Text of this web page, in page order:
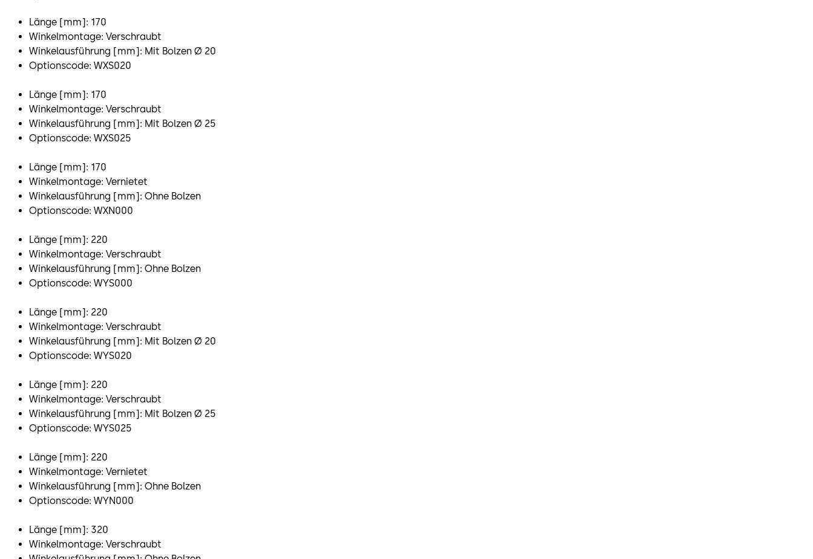
Länge [mm]: 170
Winkelmontage: Verschraubt
Winkelausführung [mm]: Mit Bolzen Ø 20
Optionscode: WXS020
Länge [mm]: 170
Winkelmontage: Verschraubt
Winkelausführung [mm]: Mit Bolzen Ø 25
Optionscode: WXS025
Länge [mm]: 170
Winkelmontage: Vernietet
Winkelausführung [mm]: Ohne Bolzen
Optionscode: WXN000
Länge [mm]: 220
Winkelmontage: Verschraubt
Winkelausführung [mm]: Ohne Bolzen
Optionscode: WYS000
Länge [mm]: 220
Winkelmontage: Verschraubt
Winkelausführung [mm]: Mit Bolzen Ø 20
Optionscode: WYS020
Länge [mm]: 220
Winkelmontage: Verschraubt
Winkelausführung [mm]: Mit Bolzen Ø 25
Optionscode: WYS025
Länge [mm]: 220
Winkelmontage: Vernietet
Winkelausführung [mm]: Ohne Bolzen
Optionscode: WYN000
Länge [mm]: 320
Winkelmontage: Verschraubt